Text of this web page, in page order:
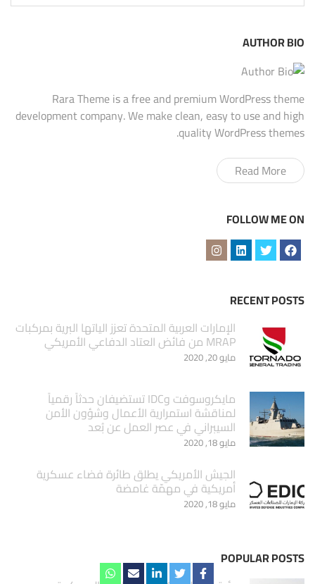
AUTHOR BIO
Rara Theme is a free and premium WordPress theme
development company. We make clean, easy to use and high
quality WordPress themes.
Read More
FOLLOW ME ON
RECENT POSTS
الإمارات العربية المتحدة تعزز الياتها البرية بمركبات
MRAP من فائض العتاد الدفاعي الأمريكي
مايو 20, 2020
مايكروسوفت وIDC تستضيفان حدثاً رقمياً
لمناقشة استمرارية الأعمال وشؤون الأمن
السيبراني في عصر العمل عن بُعد
مايو 18, 2020
الجيش الأمريكي يطلق طائرة فضاء عسكرية
أمريكية في مهمّة غامضة
مايو 18, 2020
POPULAR POSTS